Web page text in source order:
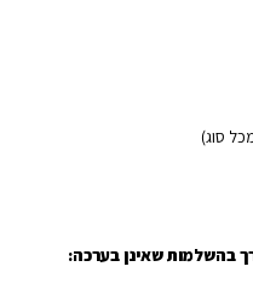
סוג)
בהשלמות שאינן בערכה: